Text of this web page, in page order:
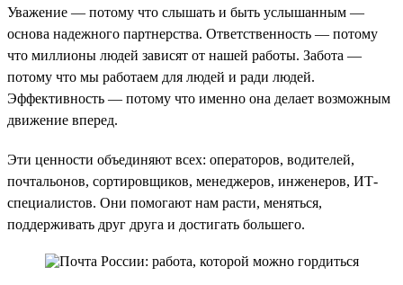
Уважение — потому что слышать и быть услышанным —
основа надежного партнерства. Ответственность — потому
что миллионы людей зависят от нашей работы. Забота —
потому что мы работаем для людей и ради людей.
Эффективность — потому что именно она делает возможным
движение вперед.
Эти ценности объединяют всех: операторов, водителей,
почтальонов, сортировщиков, менеджеров, инженеров, ИТ-
специалистов. Они помогают нам расти, меняться,
поддерживать друг друга и достигать большего.